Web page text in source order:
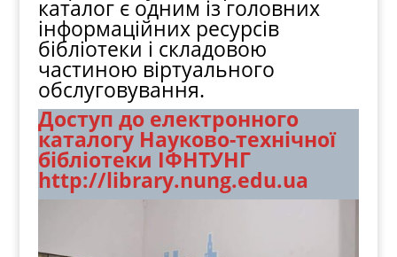
каталог є одним із головних
інформаційних ресурсів
бібліотеки і складовою
частиною віртуального
обслуговування.
Доступ до електронного
каталогу Науково-технічної
бібліотеки ІФНТУНГ
http://library.nung.edu.ua